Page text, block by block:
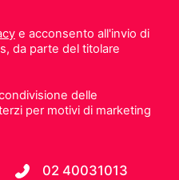
e acconsento all'invio di
da parte del titolare
delle
per motivi di marketing
02 40031013